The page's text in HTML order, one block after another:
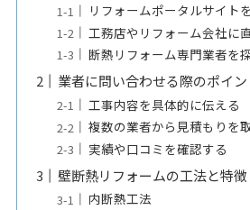
リフォームポータルサイト
工務店やリフォーム会社に
断熱リフォーム専門業者を
業者に問い合わせる際のポイン
工事内容を具体的に伝える
複数の業者から見積もりを
実績や口コミを確認する
壁断熱リフォームの工法と特徴
内断熱工法